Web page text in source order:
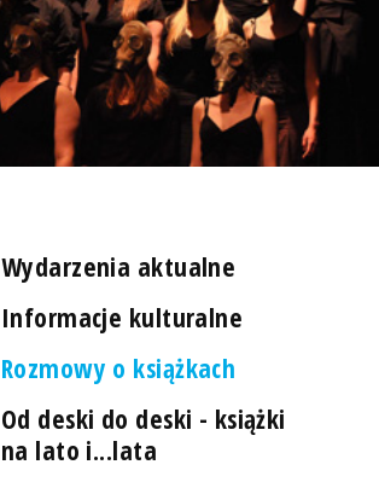
Wydarzenia aktualne
Informacje kulturalne
Rozmowy o książkach
Od deski do deski - książki
na lato i...lata